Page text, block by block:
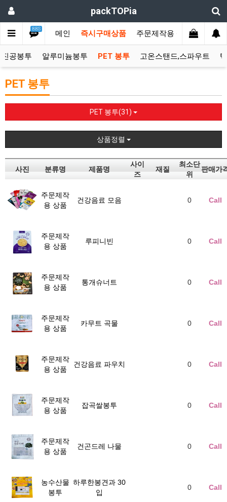
packTOPia
BBS
메인 즉시구매상품 주문제작용 상품 견적
진공봉투 알루미늄봉투 PET 봉투 고온스탠드,스파우트
PET 봉투
PET 봉투(31)
상품정렬
사진 분류명 제품명
사이
즈
재질
최소단
위
판매가
주문제작
용 상품
건강음료 모음 0 Call
주문제작
용 상품
루피니빈 0 Call
주문제작
용 상품
통개슈너트 0 Call
주문제작
용 상품
카무트 곡물 0 Call
주문제작
용 상품
건강음료 파우치 0 Call
주문제작
용 상품
잡곡쌀봉투 0 Call
주문제작
용 상품
건곤드레 나물 0 Call
농수산물
봉투
하루한봉견과 30
입
0 Call